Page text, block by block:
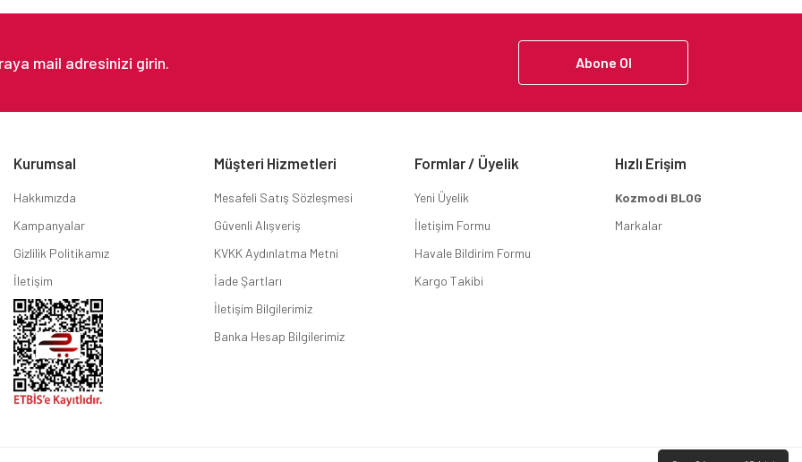
Abone Ol
Kurumsal
Hakkımızda
Kampanyalar
Gizlilik Politikamız
İletişim
Müşteri Hizmetleri
Mesafeli Satış Sözleşmesi
Güvenli Alışveriş
KVKK Aydınlatma Metni
İade Şartları
İletişim Bilgilerimiz
Banka Hesap Bilgilerimiz
Formlar / Üyelik
Yeni Üyelik
İletişim Formu
Havale Bildirim Formu
Kargo Takibi
Hızlı Erişim
Kozmodi BLOG
Markalar